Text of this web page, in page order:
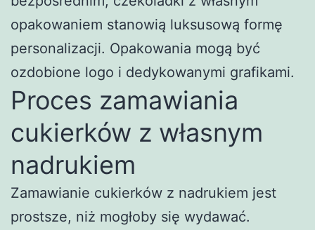
opakowaniem stanowią luksusową formę
personalizacji. Opakowania mogą być
ozdobione logo i dedykowanymi grafikami.
Proces zamawiania
cukierków z własnym
nadrukiem
Zamawianie cukierków z nadrukiem jest
prostsze, niż mogłoby się wydawać.